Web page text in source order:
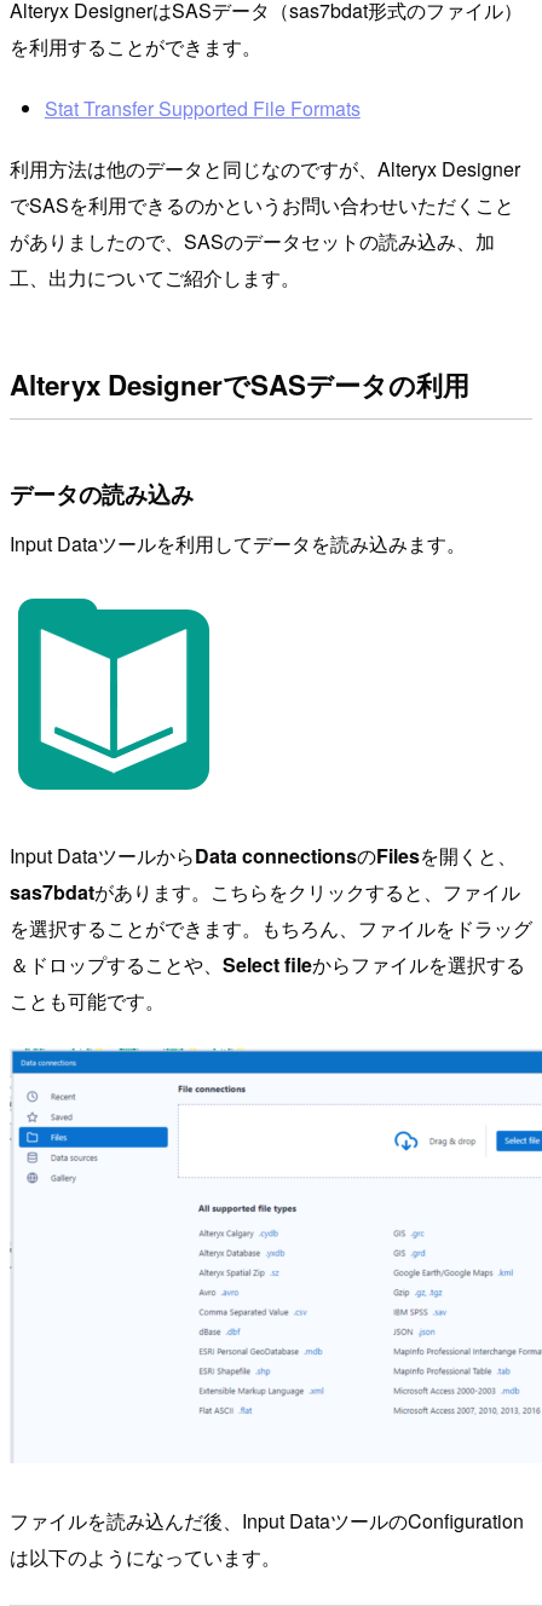
Alteryx DesignerはSASデータ（sas7bdat形式のファイル）
を利用することができます。
Stat Transfer Supported File Formats
利用方法は他のデータと同じなのですが、Alteryx Designer
でSASを利用できるのかというお問い合わせいただくこと
がありましたので、SASのデータセットの読み込み、加
工、出力についてご紹介します。
Alteryx DesignerでSASデータの利用
データの読み込み
Input Dataツールを利用してデータを読み込みます。
Input DataツールからData connectionsのFilesを開くと、
sas7bdatがあります。こちらをクリックすると、ファイル
を選択することができます。もちろん、ファイルをドラッグ
＆ドロップすることや、 Select fileからファイルを選択する
ことも可能です。
ファイルを読み込んだ後、Input DataツールのConfiguration
は以下のようになっています。